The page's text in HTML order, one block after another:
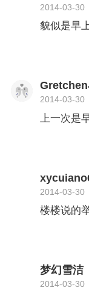
2014-03-30
貌似是早
2014-03-30
上一次是
2014-03-30
楼楼说的
梦幻雪洁
2014-03-30